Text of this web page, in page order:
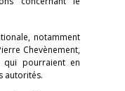
notamment
Chevènement,
qui pourraient en
autorités.